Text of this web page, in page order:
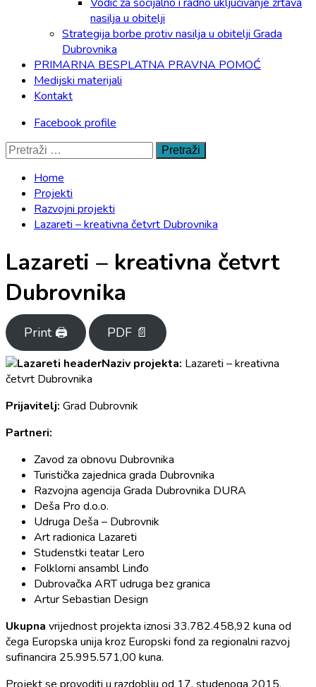
nasilja u obitelji
Strategija borbe protiv nasilja u obitelji Grada
Dubrovnika
PRIMARNA BESPLATNA PRAVNA POMOĆ
Medijski materijali
Kontakt
Facebook profile
Pretraži:
Home
Projekti
Razvojni projekti
Lazareti – kreativna četvrt Dubrovnika
Lazareti – kreativna četvrt
Dubrovnika
Print 🖨 PDF 📄
Naziv projekta: Lazareti – kreativna
četvrt Dubrovnika
Prijavitelj: Grad Dubrovnik
Partneri:
Zavod za obnovu Dubrovnika
Turistička zajednica grada Dubrovnika
Razvojna agencija Grada Dubrovnika DURA
Deša Pro d.o.o.
Udruga Deša – Dubrovnik
Art radionica Lazareti
Studenstki teatar Lero
Folklorni ansambl Linđo
Dubrovačka ART udruga bez granica
Artur Sebastian Design
Ukupna vrijednost projekta iznosi 33.782.458,92 kuna od
čega Europska unija kroz Europski fond za regionalni razvoj
sufinancira 25.995.571,00 kuna.